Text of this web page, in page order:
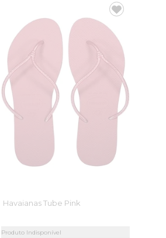
Havaianas Tube Pink
Produto Indisponível